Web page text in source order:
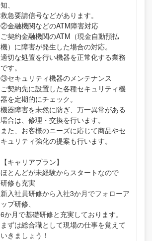
知、
救急要請信号などがあります。
②金融機関などのATM障害対応
ご契約金融機関のATM（現金自動預払
機）に障害が発生した場合の対応。
適切な処置を行い機器を正常化する業務
です。
③セキュリティ機器のメンテナンス
ご契約先に設置した各種セキュリティ機
器を定期的にチェック。
機器障害を未然に防ぎ、万一異常がある
場合は、修理・交換を行います。
また、お客様のニーズに応じて商品やセ
キュリティ強化の提案も行います。
【キャリアプラン】
ほとんどが未経験からスタートなので
研修も充実
新入社員研修から入社3か月でフォローア
ップ研修、
6か月で基礎研修と充実しております。
まずは総合職として現場の仕事を覚えて
いきましょう！